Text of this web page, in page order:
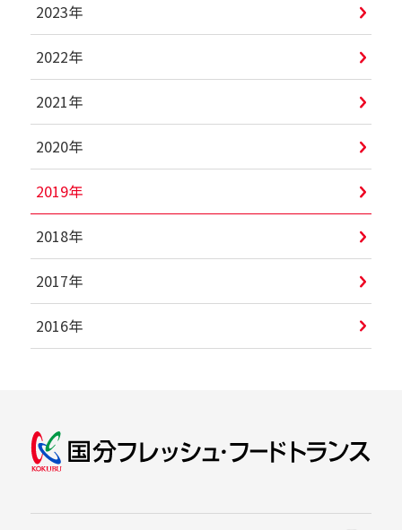
2023年
2022年
2021年
2020年
2019年
2018年
2017年
2016年